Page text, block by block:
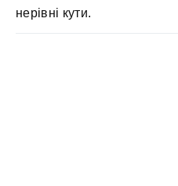
нерівні кути.